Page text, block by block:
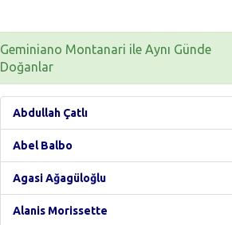
Geminiano Montanari ile Aynı Günde
Doğanlar
Abdullah Çatlı
Abel Balbo
Agasi Ağagüloğlu
Alanis Morissette